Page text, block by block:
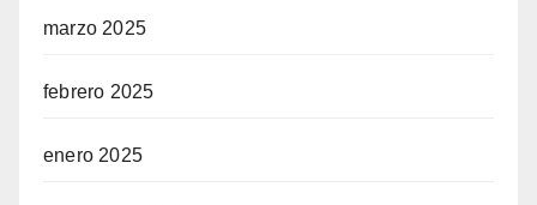
marzo 2025
febrero 2025
enero 2025